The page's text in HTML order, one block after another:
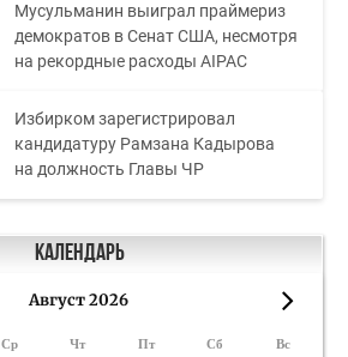
Мусульманин выиграл праймериз
демократов в Сенат США, несмотря
на рекордные расходы AIPAC
Избирком зарегистрировал
кандидатуру Рамзана Кадырова
на должность Главы ЧР
Календарь
Август 2026
Ср Чт Пт Сб Вс